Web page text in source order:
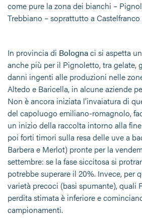
come pure la zona dei bianchi –
Trebbiano – soprattutto a Castelfranco
In provincia di Bolognaci si aspetta
anche più per il Pignoletto, tra gelate,
danni ingenti alle produzioni nelle
Altedo e Baricella, in alcune aziende
Non è ancora iniziata l’invaiatura di
del capoluogo emiliano-romagnolo,
un inizio della raccolta intorno alla
poi forti timori sulla resa delle uve a
Barbera e Merlot) pronte per la
settembre: se la fase siccitosa si
potrebbe superare il 20%. Invece, per
varietà precoci (basi spumante), quali
perdita stimata è inferiore e
campionamenti.